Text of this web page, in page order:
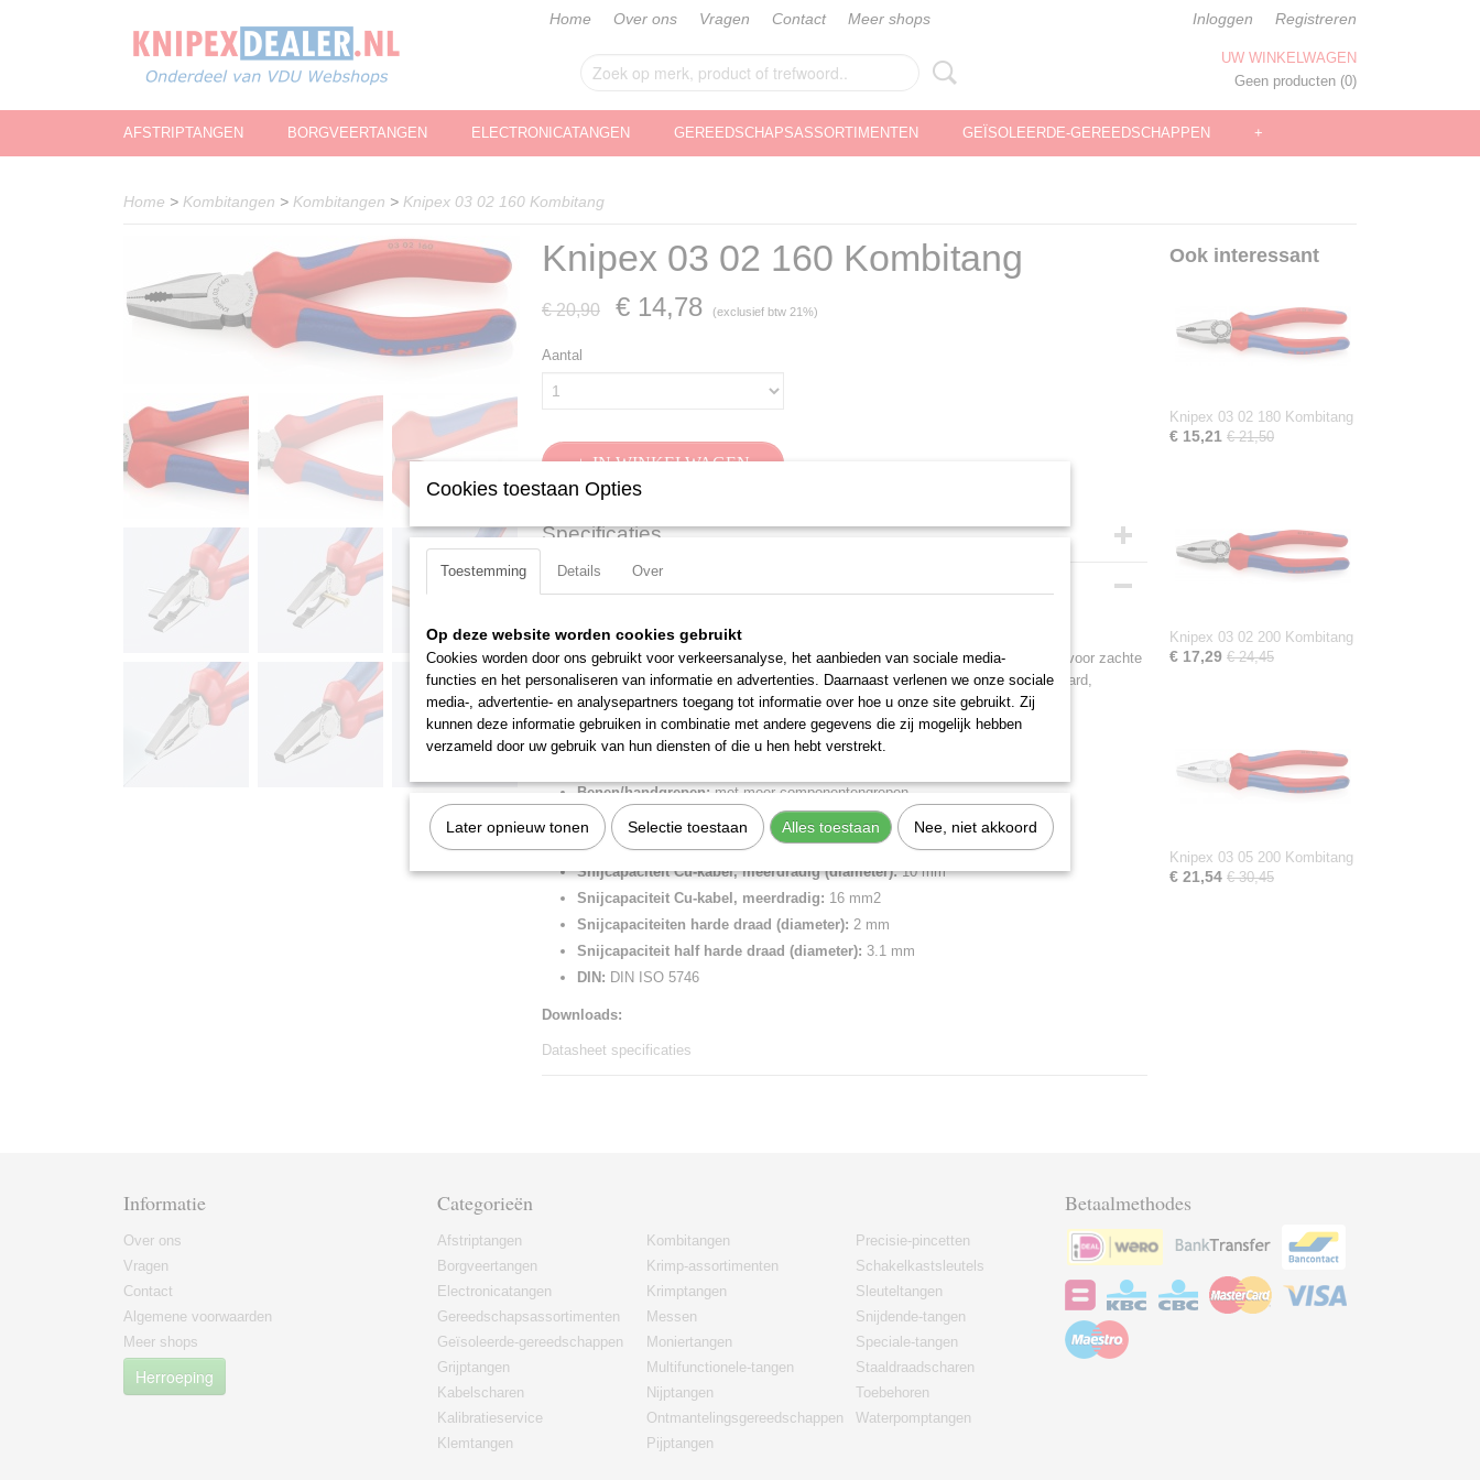
Home Over ons Vragen Contact Meer shops Inloggen Registreren
UW WINKELWAGEN
Geen producten (0)
AFSTRIPTANGEN BORGVEERTANGEN ELECTRONICATANGEN GEREEDSCHAPSASSORTIMENTEN GEÏSOLEERDE-GEREEDSCHAPPEN +
Home > Kombitangen > Kombitangen > Knipex 03 02 160 Kombitang
Knipex 03 02 160 Kombitang
€ 20,90 € 14,78 (exclusief btw 21%)
Aantal
IN WINKELWAGEN
Specificaties
Productcode
EAN code
4003773023203
Netto gewicht
Bruto gewicht
0,22 Kg
Afmetingen (l,b,h)
17 x 5,50 x 2,10 cm
Met grijpzones voor plat en rond materiaal, voor veelzijdig gebruik. Met snijkanten voor zachte
en harde draad. Lange snijkanten voor dikke kabels. Snijkanten extra inductief gehard,
hardheid van de snijkanten ca. 60 HRC.
Lengte:160 mm
Benen/handgrepen:met meer-componentengrepen
Kop afwerking:
gepolijst
Snijkant:snijkant met facet
Snijcapaciteit Cu-kabel, meerdradig (diameter):10 mm
Snijcapaciteit Cu-kabel, meerdradig: 16 mm2
Snijcapaciteiten harde draad (diameter): 2 mm
Snijcapaciteit half harde draad (diameter): 3.1 mm
DIN: DIN ISO 5746
Downloads:
Datasheet specificaties
Ook interessant
Knipex 03 02 180 Kombitang
€ 15,21 € 21,50
Knipex 03 02 200 Kombitang
€ 17,29 € 24,45
Knipex 03 05 200 Kombitang
€ 21,54 € 30,45
Informatie
Over ons
Vragen
Contact
Algemene voorwaarden
Meer shops
Herroeping
Categorieën
Afstriptangen
Borgveertangen
Electronicatangen
Gereedschapsassortimenten
Geïsoleerde-gereedschappen
Grijptangen
Kabelscharen
Kalibratieservice
Klemtangen
Kombitangen
Krimp-assortimenten
Krimptangen
Messen
Moniertangen
Multifunctionele-tangen
Nijptangen
Ontmantelingsgereedschappen
Pijptangen
Precisie-pincetten
Schakelkastsleutels
Sleuteltangen
Snijdende-tangen
Speciale-tangen
Staaldraadscharen
Toebehoren
Waterpomptangen
Betaalmethodes
Cookies toestaan Opties
Toestemming Details Over
Op deze website worden cookies gebruikt
Cookies worden door ons gebruikt voor verkeersanalyse, het aanbieden van sociale media-
functies en het personaliseren van informatie en advertenties. Daarnaast verlenen we onze sociale
media-, advertentie- en analysepartners toegang tot informatie over hoe u onze site gebruikt. Zij
kunnen deze informatie gebruiken in combinatie met andere gegevens die zij mogelijk hebben
verzameld door uw gebruik van hun diensten of die u hen hebt verstrekt.
Later opnieuw tonen Selectie toestaan Alles toestaan Nee, niet akkoord